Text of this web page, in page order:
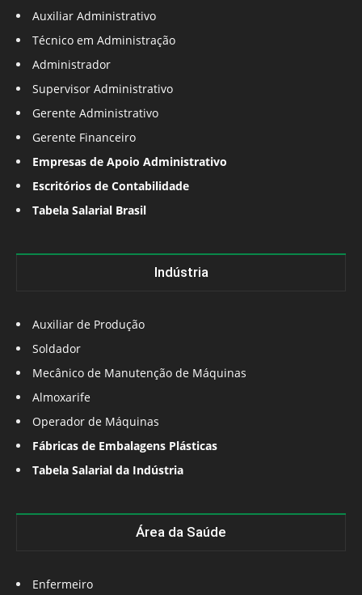
Auxiliar Administrativo
Técnico em Administração
Administrador
Supervisor Administrativo
Gerente Administrativo
Gerente Financeiro
Empresas de Apoio Administrativo
Escritórios de Contabilidade
Tabela Salarial Brasil
Indústria
Auxiliar de Produção
Soldador
Mecânico de Manutenção de Máquinas
Almoxarife
Operador de Máquinas
Fábricas de Embalagens Plásticas
Tabela Salarial da Indústria
Área da Saúde
Enfermeiro